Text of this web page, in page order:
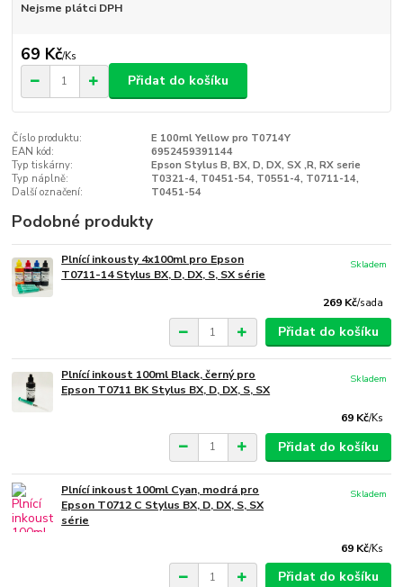
Nejsme plátci DPH
69 Kč/Ks
Přidat do košíku
Číslo produktu:
E 100ml Yellow pro T0714Y
EAN kód:
6952459391144
Typ tiskárny:
Epson Stylus B, BX, D, DX, SX ,R, RX serie
Typ náplně:
T0321-4, T0451-54, T0551-4, T0711-14,
Další označení:
T0451-54
Podobné produkty
Plnící inkousty 4x100ml pro Epson
T0711-14 Stylus BX, D, DX, S, SX série
269 Kč/sada
Skladem
Přidat do košíku
Plnící inkoust 100ml Black, černý pro
Epson T0711 BK Stylus BX, D, DX, S, SX
69 Kč/Ks
Skladem
Přidat do košíku
Plnící inkoust 100ml Cyan, modrá pro
Epson T0712 C Stylus BX, D, DX, S, SX
série
69 Kč/Ks
Skladem
Přidat do košíku